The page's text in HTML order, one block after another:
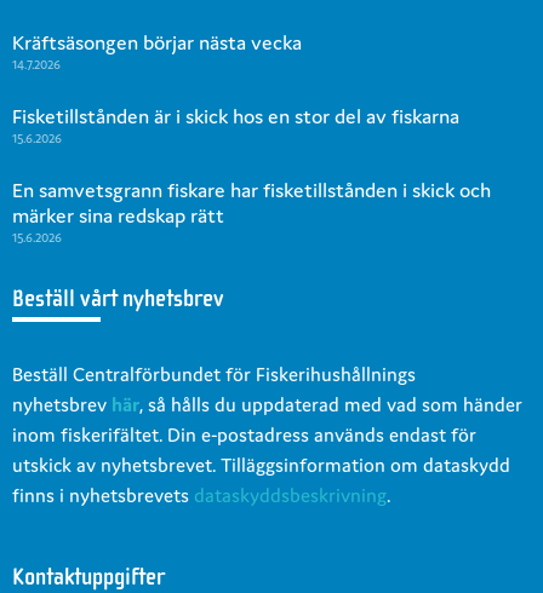
Kräftsäsongen börjar nästa vecka
14.7.2026
Fisketillstånden är i skick hos en stor del av fiskarna
15.6.2026
En samvetsgrann fiskare har fisketillstånden i skick och
märker sina redskap rätt
15.6.2026
Beställ vårt nyhetsbrev
Beställ Centralförbundet för Fiskerihushållnings
nyhetsbrev här, så hålls du uppdaterad med vad som händer
inom fiskerifältet. Din e-postadress används endast för
utskick av nyhetsbrevet. Tilläggsinformation om dataskydd
finns i nyhetsbrevets dataskyddsbeskrivning.
Kontaktuppgifter